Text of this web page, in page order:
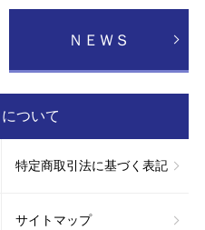
ＮＥＷＳ
ついて
特定商取引法に基づく表記
サイトマップ